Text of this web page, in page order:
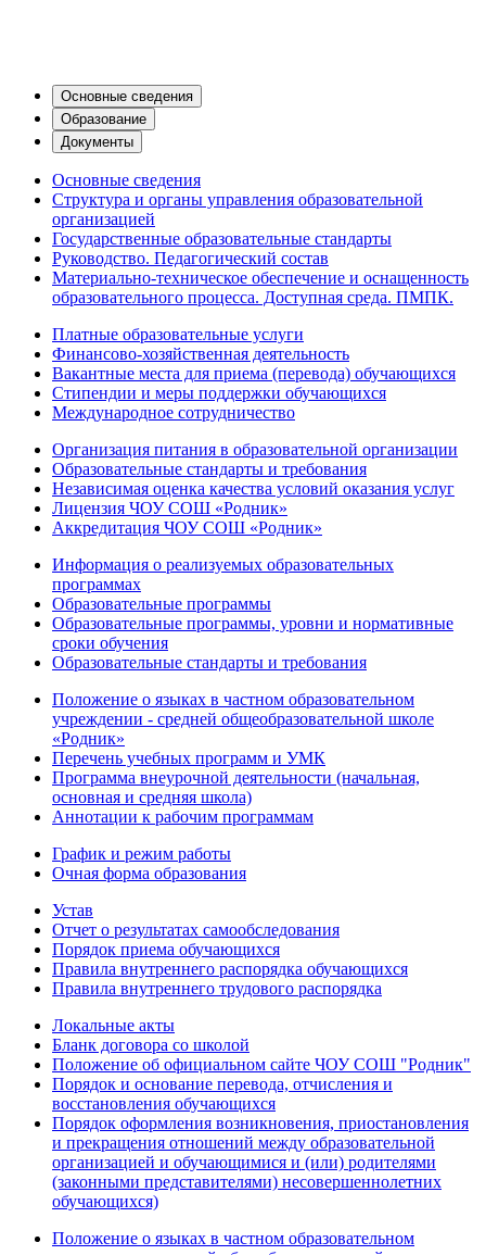
Основные сведения
Образование
Документы
Основные сведения
Структура и органы управления образовательной
организацией
Государственные образовательные стандарты
Руководство. Педагогический состав
Материально-техническое обеспечение и оснащенность
образовательного процесса. Доступная среда. ПМПК.
Платные образовательные услуги
Финансово-хозяйственная деятельность
Вакантные места для приема (перевода) обучающихся
Стипендии и меры поддержки обучающихся
Международное сотрудничество
Организация питания в образовательной организации
Образовательные стандарты и требования
Независимая оценка качества условий оказания услуг
Лицензия ЧОУ СОШ «Родник»
Аккредитация ЧОУ СОШ «Родник»
Информация о реализуемых образовательных
программах
Образовательные программы
Образовательные программы, уровни и нормативные
сроки обучения
Образовательные стандарты и требования
Положение о языках в частном образовательном
учреждении - средней общеобразовательной школе
«Родник»
Перечень учебных программ и УМК
Программа внеурочной деятельности (начальная,
основная и средняя школа)
Аннотации к рабочим программам
График и режим работы
Очная форма образования
Устав
Отчет о результатах самообследования
Порядок приема обучающихся
Правила внутреннего распорядка обучающихся
Правила внутреннего трудового распорядка
Локальные акты
Бланк договора со школой
Положение об официальном сайте ЧОУ СОШ "Родник"
Порядок и основание перевода, отчисления и
восстановления обучающихся
Порядок оформления возникновения, приостановления
и прекращения отношений между образовательной
организацией и обучающимися и (или) родителями
(законными представителями) несовершеннолетних
обучающихся)
Положение о языках в частном образовательном